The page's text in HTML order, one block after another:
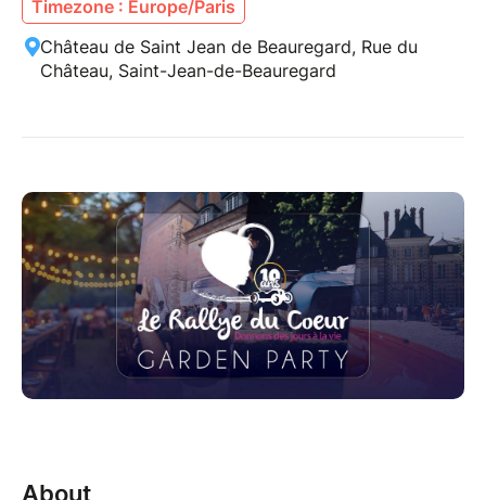
Timezone : Europe/Paris
Château de Saint Jean de Beauregard, Rue du
Château, Saint-Jean-de-Beauregard
About